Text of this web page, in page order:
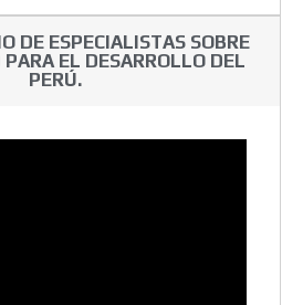
DE ESPECIALISTAS SOBRE
EL DESARROLLO DEL
PERÚ.